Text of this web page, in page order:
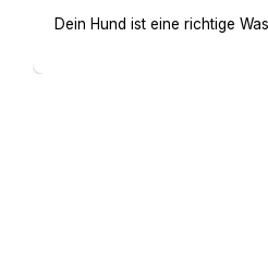
Dein Hund ist eine richtige